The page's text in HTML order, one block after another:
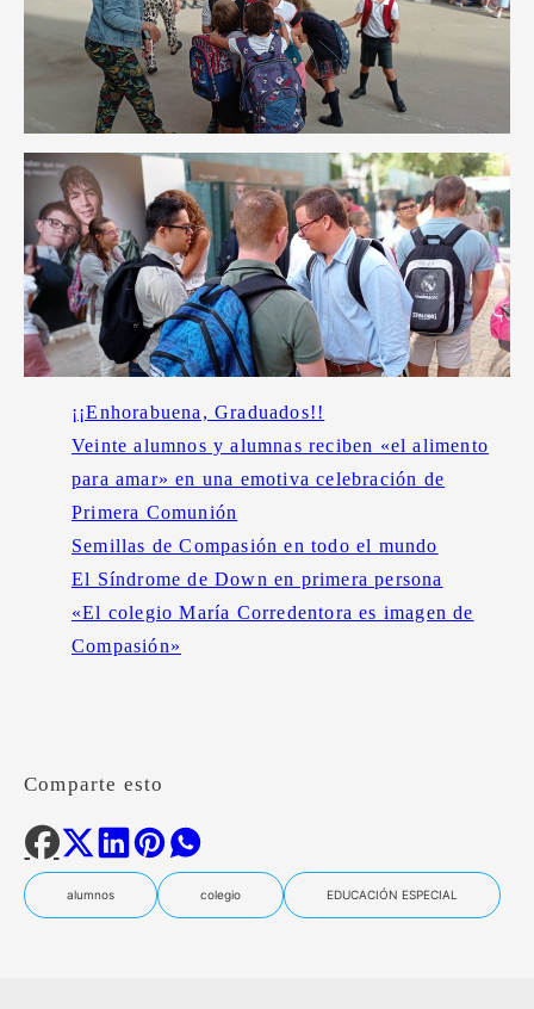
¡¡Enhorabuena, Graduados!!
Veinte alumnos y alumnas reciben «el alimento
para amar» en una emotiva celebración de
Primera Comunión
Semillas de Compasión en todo el mundo
El Síndrome de Down en primera persona
«El colegio María Corredentora es imagen de
Compasión»
Comparte esto
alumnos colegio EDUCACIÓN ESPECIAL